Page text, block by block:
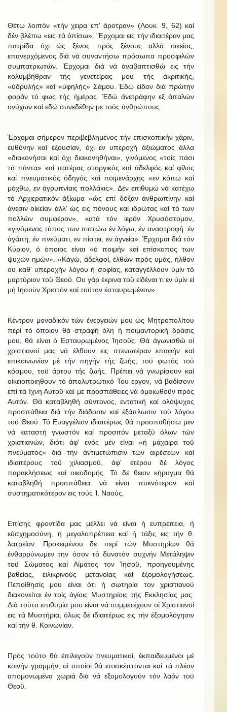
Θέτω λοιπόν «τήν χειρα επ' άροτραν» (Λουκ. 9, 62) καί
δέν βλέπω «εις τά όπίσω». 'Έρχομαι εις τήν ιδιαιτέραν μας
πατρίδα όχι ώς ξένος πρός ξένους αλλά οικείος,
επανερχόμενος διά νά συναντήσω πρόσωπα προσφιλών
συμπατριωτών. Έρχομαι διά νά άναβαπτισθώ εις τήν
κολυμβήθραν τής γενετείρας μου τής άκριτικής,
«ύδρυλής» καί «ύφηλής» Σάμου. Έδώ είδον διά πρώτην
φοράν τό φως τής ήμέρας. Έδώ άνετράφην εξ άπαλών
ονύχων καί εδώ συνεδέθην με τούς άνθρώπους.
Έρχομαι σήμερον περιβεβλημένος τήν επισκοπικήν χάριν,
ευθύνην καί εξουσίαν, όχι εν υπεροχή άξιώματος άλλα
«διακονήσαι καί όχι διακονηθήναι», γινόμενος «τοίς πάσι
τά πάντα» καί πατέρας στοργικός καί άδελφός καί φίλος
καί πνευματικός όδηγός καί ποιμενάρχης «εν κόπω καί
μόχθω, εν άγρυπνίαις πολλάκις». Δέν επιθυμώ νά κατέχω
τό Αρχιερατικόν άξίωμα «ώς επί δόξαν άνθρωπίνην καί
άνεσιν οίκείαν άλλ' ώς εις πόνους καί ιδρώτας καί τό των
πολλών συμφέρον», κατά τόν ιερόν Χρυσόστομον,
«γινόμενος τύπος των πιστώω έν λόγω, έν αναστροφή. έν
άγάπη, έν πνεύματι, εν πίστει, εν άγνεία». Έρχομαι διά τόν
Κύριον, ό όποιος είναι «ό ποιμήν καί επίσκοπος των
ψυχών ημών». «Κάγώ, άδελφοί, έλθών πρός υμάς, ήλθον
ου καθ' υπεροχήν λόγου ή σοφίας, καταγγέλλουν ύμίν τό
μαρτύριον τοϋ Θεοϋ. Ου γάρ έκρινα τοϋ είδέναι τι εν ύμίν εί
μή Ιησοϋν Χριστόν καί τοϋτον έσταυρωμένον».
Κέντρον μοναδικόν τών ένεργειών μου ώς Μητροπολίτου
περί τό όποιον θά στραφή όλη ή ποιμαντορική δράσις
μου, θά είναι ό Εσταυρωμένος Ίησοϋς. Θά άγωνισθώ οί
χριστιανοί μας νά έλθουν εις στενωτέραν επαφήν καί
επικοινωνίαν μέ τήν πηγήν τής ζωής, τοϋ φωτός τοϋ
κόσμου, τοϋ άρτου τής ζωής. Πρέπει νά γνωρίσουν καί
οίκειοποιηθουν τό άπολυτρωτικό Του εργον, νά βαδίσονν
επί τά Ιχνη Αύτοϋ καί μέ προσπάθειες νά όμοιωθοϋν πρός
Αυτόν. Θά καταβληθή σύντονος, εντατική καί ολόψυχος
προσπάθεια διά τήν διάδοσιν καί έξάπλωσιν τοϋ λόγου
τοϋ Θεοϋ. Τό Ευαγγέλιον ιδιαιτέρως θά προσπαθήσω μεν
νά καταστή γνωστόν καί προσιτόν μεταξύ όλων τών
χριστιανών, διότι άφ' ενός μέν είναι «ή μάχαιρα τοϋ
πνεύματος» διά τήν άντιμετώπισιν τών αιρέσεων καί
ιδιαιτέρους τοϋ χιλιασμού, άφ' έτέρου δέ λόγος
παρακλήσεως καί οικοδομής. Τό δέ θειον κήρυγμα θά
καταβληθή προσπάθεια νά είναι πυκνότερον καί
συστηματικότερον εις τούς Ί. Ναούς.
Επίσης φροντίδα μας μέλλει νά είναι ή ευπρέπεια, ή
εύσχημοσύνη, ή μεγαλοπρέπεια καί ή τάξις εις τήν θ.
λατρείαν. Προκειμένου δε περί τών Μυστηρίων θά
ένθαρρύνωμεν την όσον τό δυνατόν συχνήν Μετάληψιν
τοϋ Σώματος καί Αίματος τον Ίησοϋ, προηγουμένης
βαθείας, ειλικρινούς μετανοίας καί έξομολογήσεως.
Πεποίθησίς μου είναι ότι ή σωτηρία τον χριστιανού
διακονείται έν τοίς άγίοις Μυστηρίοις τής Εκκλησίας μας.
Διά τοϋτο επιθυμία μου είναι νά συμμετέχουν οί Χριστιανοί
εις τά Μυστήρια, όλως δέ ιδιαιτέρως εις τήν έξομολόγησιν
καί τήν θ. Κοινωνίαν.
Πρός τοϋτο θά έπιλεγοϋν πνευματικοί, έκπαιδευμένοι μέ
κοινήν γραμμήν, οί οποίοι θά επισκέπτονται καί τά πλέον
απομονωμένα χωριά διά νά εξομολογούν τόν λαόν τοϋ
Θεοϋ.